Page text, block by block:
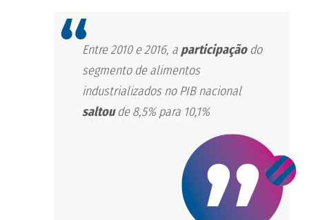
Entre 2010 e 2016, a participaçãodo
segmento de alimentos
industrializados no PIB nacional
saltoude 8,5% para 10,1%